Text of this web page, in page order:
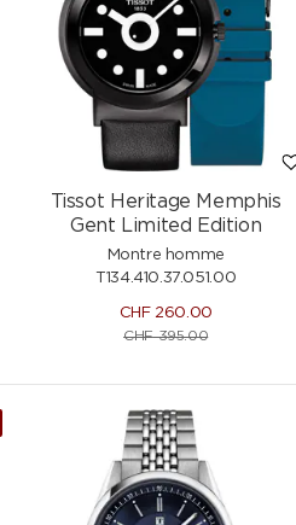
Tissot Heritage Memphis
Gent Limited Edition
Montre homme
T134.410.37.051.00
CHF260.00
CHF395.00